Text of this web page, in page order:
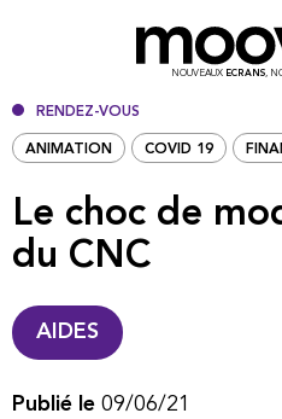
NOUVEAUX ECRANS,
RENDEZ-VOUS
ANIMATION COVID 19
Le choc de
du CNC
AIDES
Publié le 09/06/21